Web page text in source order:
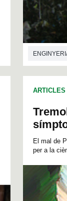
ARTICLES
El mal de
per a la